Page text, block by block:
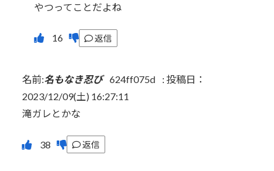
やつってことだよね
返信
名前:名もなき忍び 624ff075d : 投稿日：
2023/12/09(土) 16:27:11
滝ガレとかな
返信